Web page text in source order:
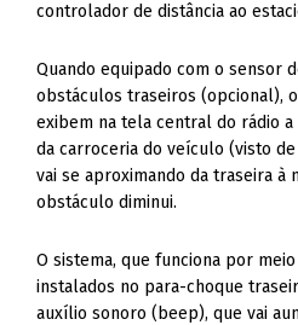
controlador de distância ao
Quando equipado com o sensor
obstáculos traseiros (opcional), o
exibem na tela central do rádio
da carroceria do veículo (visto
vai se aproximando da traseira à
obstáculo diminui.
O sistema, que funciona por
instalados no para-choque
auxílio sonoro (beep), que vai